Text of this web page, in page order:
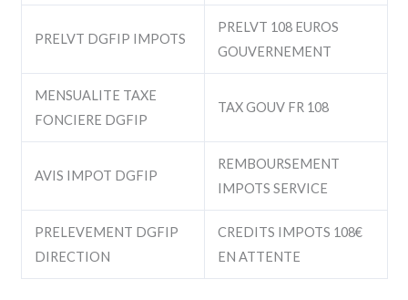
PRELVT DGFIP IMPOTS
PRELVT 108 EUROS
GOUVERNEMENT
MENSUALITE TAXE
FONCIERE DGFIP
TAX GOUV FR 108
AVIS IMPOT DGFIP
REMBOURSEMENT
IMPOTS SERVICE
PRELEVEMENT DGFIP
DIRECTION
CREDITS IMPOTS 108€
EN ATTENTE